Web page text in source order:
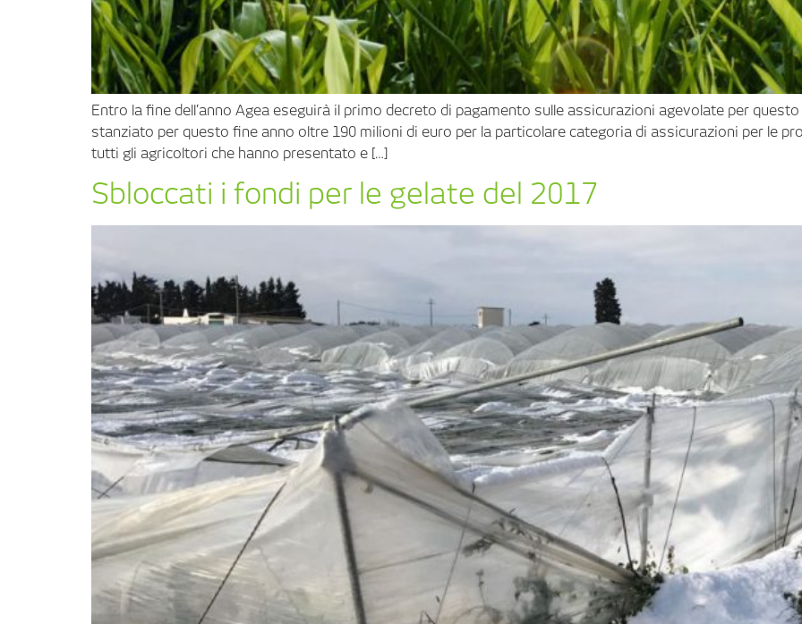
Entro la fine dell’anno Agea eseguirà il primo decreto di pagamento sulle assicurazioni agevolate per
stanziato per questo fine anno oltre 190 milioni di euro per la particolare categoria di assicurazioni per le
tutti gli agricoltori che hanno presentato e […]
Sbloccati i fondi per le gelate del 2017